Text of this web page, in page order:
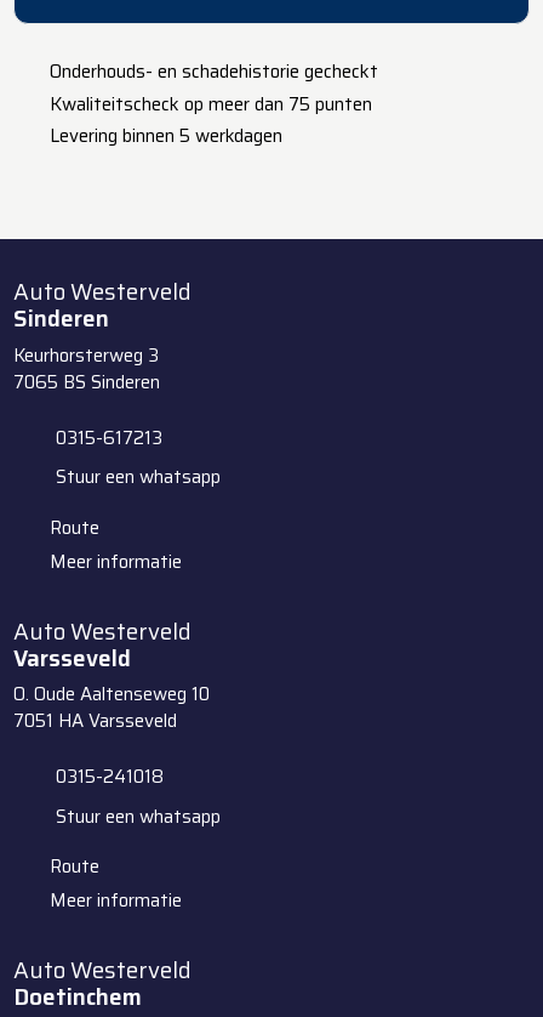
​Onderhouds- en schadehistorie gecheckt
Kwaliteitscheck op meer dan 75 punten
Levering binnen 5 werkdagen
Auto Westerveld
Sinderen
Keurhorsterweg 3
7065 BS Sinderen
0315-617213
Stuur een whatsapp
Route
Meer informatie
Auto Westerveld
Varsseveld
O. Oude Aaltenseweg 10
7051 HAVarsseveld
0315-241018
Stuur een whatsapp
Route
Meer informatie
Auto Westerveld
Doetinchem